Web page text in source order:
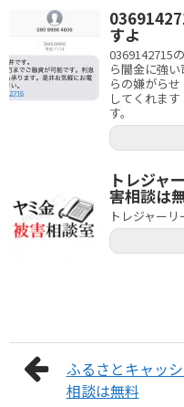
すよ
0369142715
ら闇金に強
らの嫌がら
してくれま
す。
トレジャ
害相談は
トレジャー
ふるさとキャッ
相談は無料